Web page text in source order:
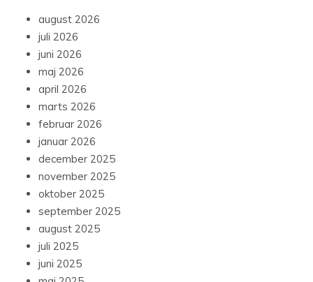
august 2026
juli 2026
juni 2026
maj 2026
april 2026
marts 2026
februar 2026
januar 2026
december 2025
november 2025
oktober 2025
september 2025
august 2025
juli 2025
juni 2025